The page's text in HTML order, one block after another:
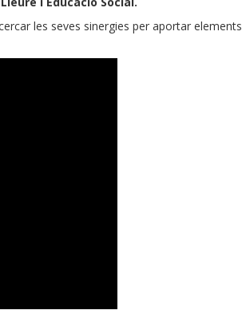
les seves sinergies per aportar elements